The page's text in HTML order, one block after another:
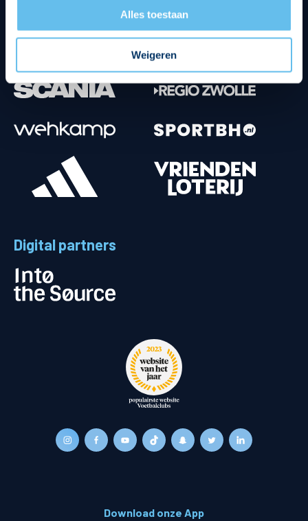
Alles toestaan
Weigeren
Digital partners
Download onze App